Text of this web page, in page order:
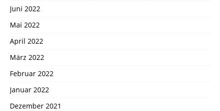
Juni 2022
Mai 2022
April 2022
März 2022
Februar 2022
Januar 2022
Dezember 2021